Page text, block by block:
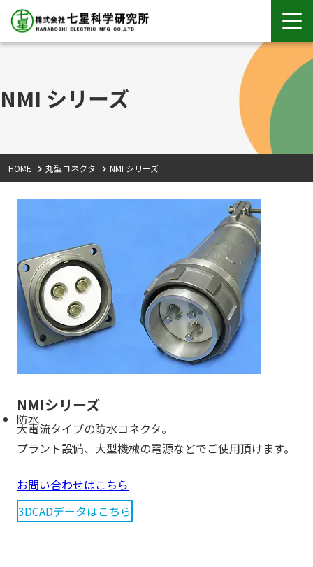
NMI シリーズ
HOME 丸型コネクタ NMI シリーズ
NMIシリーズ
防水
大電流タイプの防水コネクタ。
プラント設備、大型機械の電源などでご使用頂けます。
お問い合わせはこちら
3DCADデータはこちら